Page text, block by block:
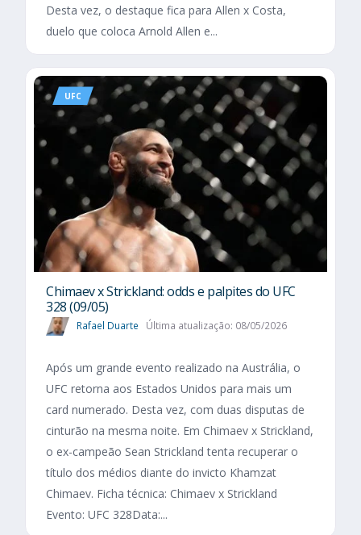
Desta vez, o destaque fica para Allen x Costa,
duelo que coloca Arnold Allen e...
UFC
Chimaev x Strickland: odds e palpites do UFC
328 (09/05)
Rafael Duarte Última atualização: 08/05/2026
Após um grande evento realizado na Austrália, o
UFC retorna aos Estados Unidos para mais um
card numerado. Desta vez, com duas disputas de
cinturão na mesma noite. Em Chimaev x Strickland,
o ex-campeão Sean Strickland tenta recuperar o
título dos médios diante do invicto Khamzat
Chimaev. Ficha técnica: Chimaev x Strickland
Evento: UFC 328Data:...